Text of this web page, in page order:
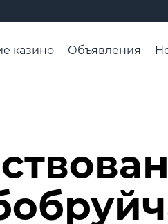
казино Объявления